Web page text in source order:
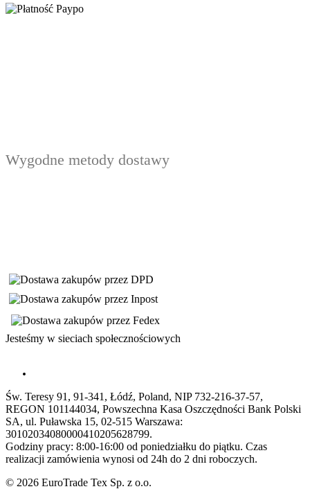
Wygodne metody dostawy
Jesteśmy w sieciach społecznościowych
Św. Teresy 91, 91-341, Łódź, Poland, NIP 732-216-37-57,
REGON 101144034, Powszechna Kasa Oszczędności Bank Polski
SA, ul. Puławska 15, 02-515 Warszawa:
30102034080000410205628799.
Godziny pracy: 8:00-16:00 od poniedziałku do piątku. Czas
realizacji zamówienia wynosi od 24h do 2 dni roboczych.
© 2026 EuroTrade Tex Sp. z o.o.